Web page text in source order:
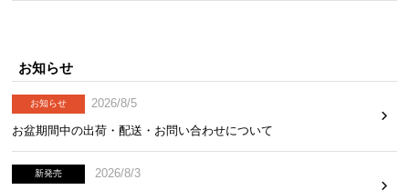
お知らせ
お知らせ
2026/8/5
お盆期間中の出荷・配送・お問い合わせについて
新発売
2026/8/3